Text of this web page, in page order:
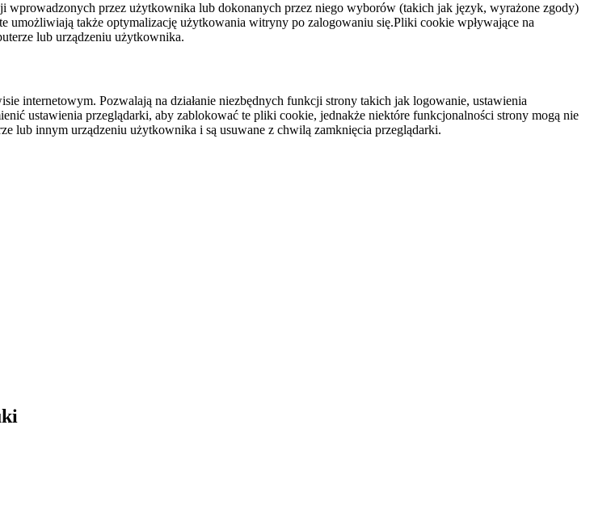
przez użytkownika lub dokonanych przez niego wyborów (takich jak język, wyrażone zgody)
także optymalizację użytkowania witryny po zalogowaniu się.Pliki cookie wpływające na
lub urządzeniu użytkownika.
internetowym. Pozwalają na działanie niezbędnych funkcji strony takich jak logowanie, ustawienia
ustawienia przeglądarki, aby zablokować te pliki cookie, jednakże niektóre funkcjonalności strony mogą nie
lub innym urządzeniu użytkownika i są usuwane z chwilą zamknięcia przeglądarki.